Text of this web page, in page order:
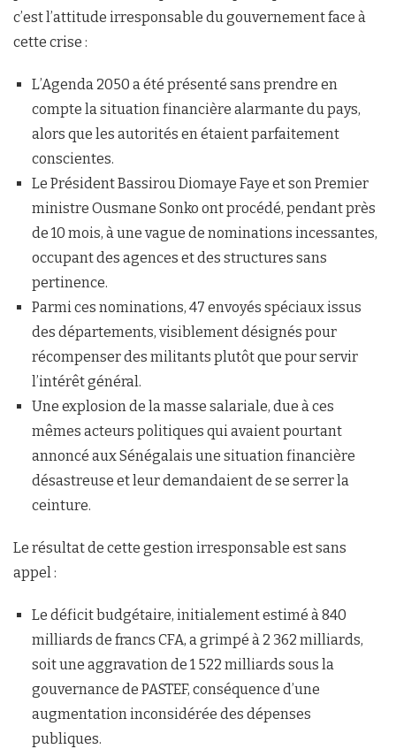
c’est l’attitude irresponsable du gouvernement face à
cette crise :
L’Agenda 2050 a été présenté sans prendre en
compte la situation financière alarmante du pays,
alors que les autorités en étaient parfaitement
conscientes.
Le Président Bassirou Diomaye Faye et son Premier
ministre Ousmane Sonko ont procédé, pendant près
de 10 mois, à une vague de nominations incessantes,
occupant des agences et des structures sans
pertinence.
Parmi ces nominations, 47 envoyés spéciaux issus
des départements, visiblement désignés pour
récompenser des militants plutôt que pour servir
l’intérêt général.
Une explosion de la masse salariale, due à ces
mêmes acteurs politiques qui avaient pourtant
annoncé aux Sénégalais une situation financière
désastreuse et leur demandaient de se serrer la
ceinture.
Le résultat de cette gestion irresponsable est sans
appel :
Le déficit budgétaire, initialement estimé à 840
milliards de francs CFA, a grimpé à 2 362 milliards,
soit une aggravation de 1 522 milliards sous la
gouvernance de PASTEF, conséquence d’une
augmentation inconsidérée des dépenses
publiques.